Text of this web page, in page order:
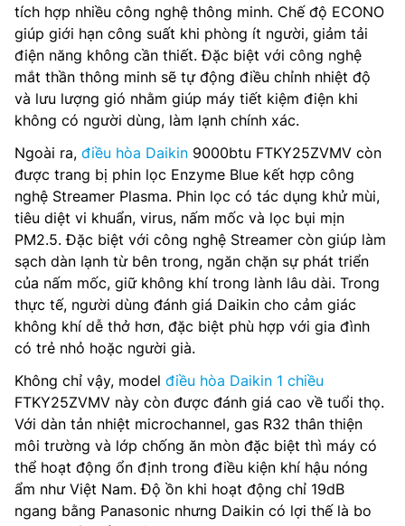
tích hợp nhiều công nghệ thông minh. Chế độ ECONO
giúp giới hạn công suất khi phòng ít người, giảm tải
điện năng không cần thiết. Đặc biệt với công nghệ
mắt thần thông minh sẽ tự động điều chỉnh nhiệt độ
và lưu lượng gió nhằm giúp máy tiết kiệm điện khi
không có người dùng, làm lạnh chính xác.
Ngoài ra, điều hòa Daikin 9000btu FTKY25ZVMV còn
được trang bị phin lọc Enzyme Blue kết hợp công
nghệ Streamer Plasma. Phin lọc có tác dụng khử mùi,
tiêu diệt vi khuẩn, virus, nấm mốc và lọc bụi mịn
PM2.5. Đặc biệt với công nghệ Streamer còn giúp làm
sạch dàn lạnh từ bên trong, ngăn chặn sự phát triển
của nấm mốc, giữ không khí trong lành lâu dài. Trong
thực tế, người dùng đánh giá Daikin cho cảm giác
không khí dễ thở hơn, đặc biệt phù hợp với gia đình
có trẻ nhỏ hoặc người già.
Không chỉ vậy, model điều hòa Daikin 1 chiều
FTKY25ZVMV này còn được đánh giá cao về tuổi thọ.
Với dàn tản nhiệt microchannel, gas R32 thân thiện
môi trường và lớp chống ăn mòn đặc biệt thì máy có
thể hoạt động ổn định trong điều kiện khí hậu nóng
ẩm như Việt Nam. Độ ồn khi hoạt động chỉ 19dB
ngang bằng Panasonic nhưng Daikin có lợi thế là bo